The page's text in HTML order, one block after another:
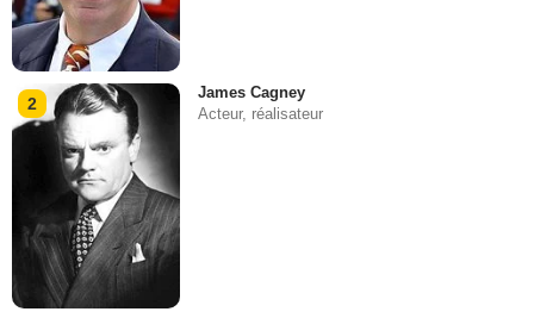
2
James Cagney
Acteur, réalisateur